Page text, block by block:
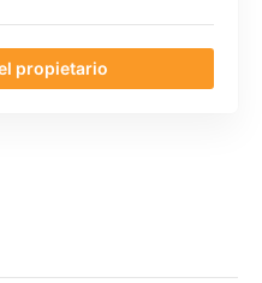
propietario